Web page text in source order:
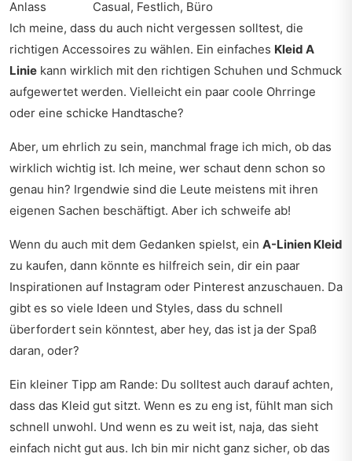
Anlass
Casual, Festlich, Büro
Ich meine, dass du auch nicht vergessen solltest, die
richtigen Accessoires zu wählen. Ein einfaches Kleid A
Linie kann wirklich mit den richtigen Schuhen und Schmuck
aufgewertet werden. Vielleicht ein paar coole Ohrringe
oder eine schicke Handtasche?
Aber, um ehrlich zu sein, manchmal frage ich mich, ob das
wirklich wichtig ist. Ich meine, wer schaut denn schon so
genau hin? Irgendwie sind die Leute meistens mit ihren
eigenen Sachen beschäftigt. Aber ich schweife ab!
Wenn du auch mit dem Gedanken spielst, ein A-Linien Kleid
zu kaufen, dann könnte es hilfreich sein, dir ein paar
Inspirationen auf Instagram oder Pinterest anzuschauen. Da
gibt es so viele Ideen und Styles, dass du schnell
überfordert sein könntest, aber hey, das ist ja der Spaß
daran, oder?
Ein kleiner Tipp am Rande: Du solltest auch darauf achten,
dass das Kleid gut sitzt. Wenn es zu eng ist, fühlt man sich
schnell unwohl. Und wenn es zu weit ist, naja, das sieht
einfach nicht gut aus. Ich bin mir nicht ganz sicher, ob das